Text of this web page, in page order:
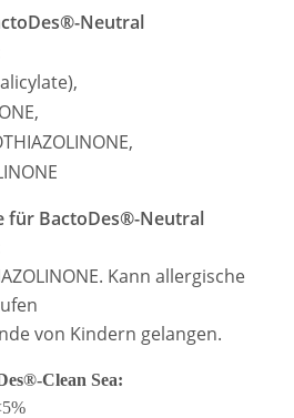
Neutral
für BactoDes®-Neutral
Kann allergische
von Kindern gelangen.
Clean Sea: